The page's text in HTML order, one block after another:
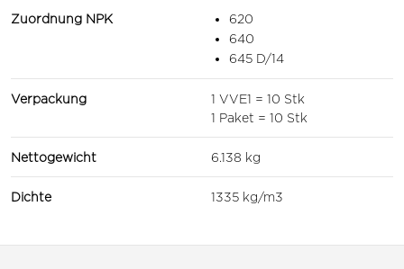
Zuordnung NPK
620
640
645 D/14
Verpackung
1 VVE1 = 10 Stk
1 Paket = 10 Stk
Nettogewicht 6.138 kg
Dichte 1335 kg/m3